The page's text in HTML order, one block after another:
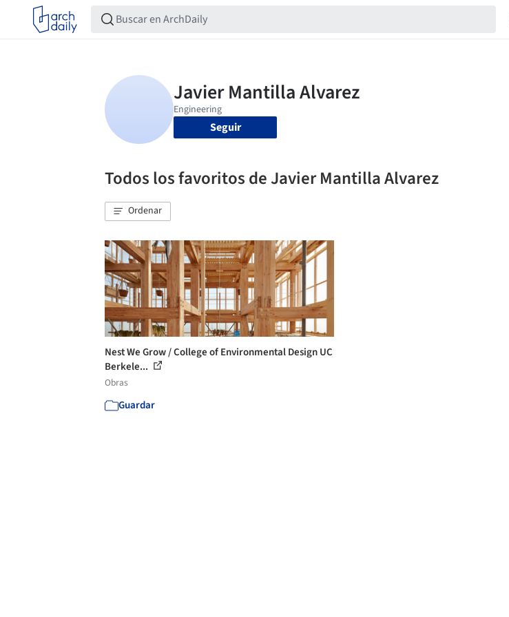
Seguir
Todos los favoritos de Javier Mantilla Alvarez
Ordenar
Nest We Grow / College of Environmental Design UC
Berkele...
Obras
Guardar